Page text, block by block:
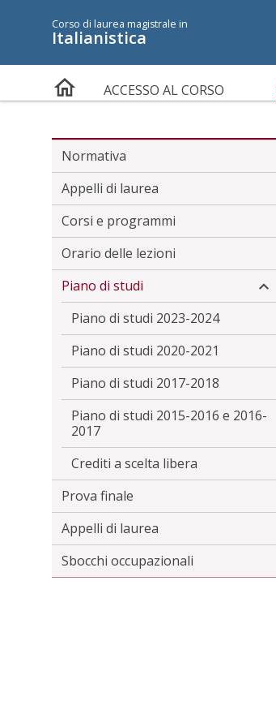
Menù accessibilità
to main menu
to content
Corso di laurea magistrale in
Italianistica
ACCESSO AL CORSO
Normativa
Appelli di laurea
Corsi e programmi
Orario delle lezioni
Piano di studi
Piano di studi 2023-2024
Piano di studi 2020-2021
Piano di studi 2017-2018
Piano di studi 2015-2016 e 2016-
2017
Crediti a scelta libera
Prova finale
Appelli di laurea
Sbocchi occupazionali